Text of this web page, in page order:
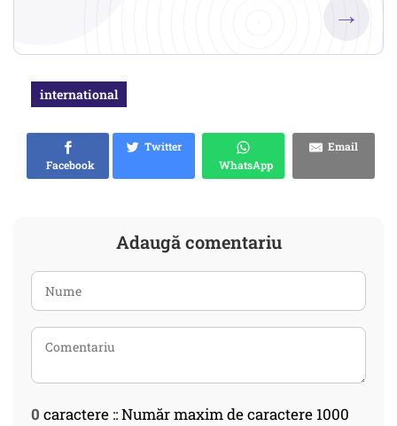
→
international
Facebook
Twitter
WhatsApp
Email
Adaugă comentariu
0 caractere :: Număr maxim de caractere 1000